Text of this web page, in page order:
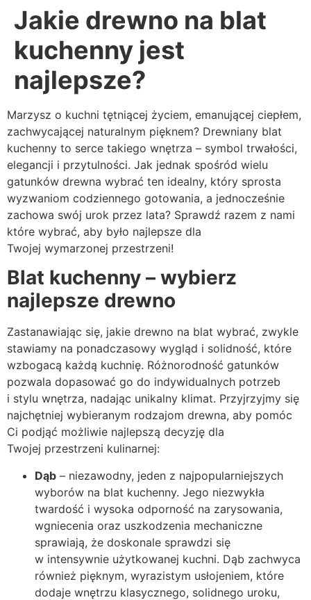
Jakie drewno na blat
kuchenny jest
najlepsze?
Marzysz o kuchni tętniącej życiem, emanującej ciepłem,
zachwycającej naturalnym pięknem? Drewniany blat
kuchenny to serce takiego wnętrza – symbol trwałości,
elegancji i przytulności. Jak jednak spośród wielu
gatunków drewna wybrać ten idealny, który sprosta
wyzwaniom codziennego gotowania, a jednocześnie
zachowa swój urok przez lata? Sprawdź razem z nami
które wybrać, aby było najlepsze dla
Twojej wymarzonej przestrzeni!
Blat kuchenny – wybierz
najlepsze drewno
Zastanawiając się, jakie drewno na blat wybrać, zwykle
stawiamy na ponadczasowy wygląd i solidność, które
wzbogacą każdą kuchnię. Różnorodność gatunków
pozwala dopasować go do indywidualnych potrzeb
i stylu wnętrza, nadając unikalny klimat. Przyjrzyjmy się
najchętniej wybieranym rodzajom drewna, aby pomóc
Ci podjąć możliwie najlepszą decyzję dla
Twojej przestrzeni kulinarnej:
Dąb – niezawodny, jeden z najpopularniejszych
wyborów na blat kuchenny. Jego niezwykła
twardość i wysoka odporność na zarysowania,
wgniecenia oraz uszkodzenia mechaniczne
sprawiają, że doskonale sprawdzi się
w intensywnie użytkowanej kuchni. Dąb zachwyca
również pięknym, wyrazistym usłojeniem, które
dodaje wnętrzu klasycznego, solidnego uroku,